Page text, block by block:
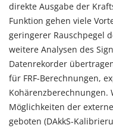
direkte Ausgabe der
Funktion gehen viele
geringerer Rauschpegel
weitere Analysen des
Datenrekorder
für FRF-Berechnungen,
Möglichkeiten der
geboten (DAkkS-